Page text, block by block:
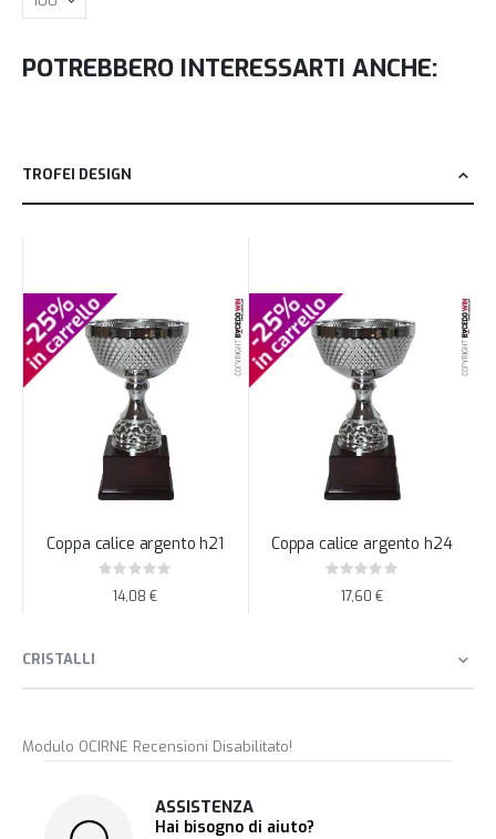
POTREBBERO INTERESSARTI ANCHE:
TROFEI DESIGN
Coppa calice argento h21
Rating:
0%
14,08 €
Coppa calice argento h24
Rating:
0%
17,60 €
CRISTALLI
Modulo OCIRNE Recensioni Disabilitato!
ASSISTENZA
Hai bisogno di aiuto?